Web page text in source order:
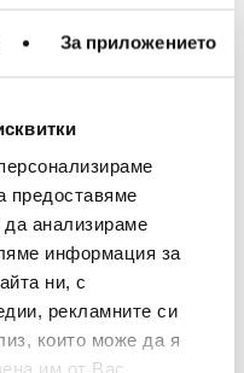
За приложението
предоставяме
анализираме
информация за
ни, с
рекламните си
които може да я
им от Вас
за снимка
МЕБЕЛИ ЗА ДОМА И
ЗА МАСАТА
ТЕКСТИЛ ЗА ДОМА
АРОМАТИ ЗА ДОМА
ИЗКУСТВО И КНИГИ
ВИСОК КЛАС
BACCARAT
TOM DIXON
MICHAEL ARAM
ASSOULINE
SELETTI